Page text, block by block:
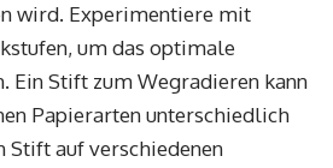
wird. Experimentiere mit
um das optimale
Ein Stift zum Wegradieren kann
Papierarten unterschiedlich
Stift auf verschiedenen